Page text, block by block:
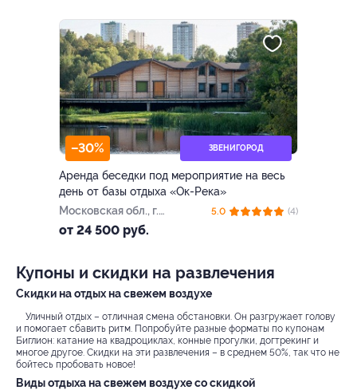
–30% ЗВЕНИГОРОД
Аренда беседки под мероприятие на весь
день от базы отдыха «Ок-Река»
Московская обл., г.
Звенигород, Луцинское ш.,
от 24 500 руб.
5.0 (4)
Купоны и скидки на развлечения
Скидки на отдых на свежем воздухе
Уличный отдых – отличная смена обстановки. Он разгружает голову
и помогает сбавить ритм. Попробуйте разные форматы по купонам
Биглион: катание на квадроциклах, конные прогулки, догтрекинг и
многое другое. Скидки на эти развлечения – в среднем 50%, так что не
бойтесь пробовать новое!
Виды отдыха на свежем воздухе со скидкой